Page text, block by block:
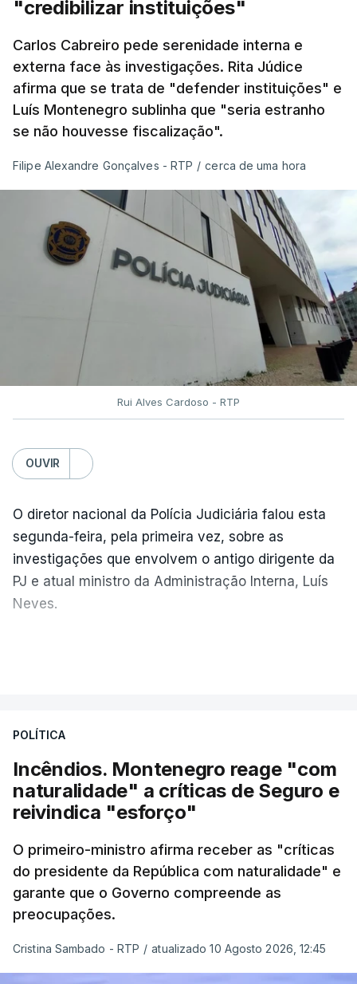
"credibilizar instituições"
Carlos Cabreiro pede serenidade interna e
externa face às investigações. Rita Júdice
afirma que se trata de "defender instituições" e
Luís Montenegro sublinha que "seria estranho
se não houvesse fiscalização".
Filipe Alexandre Gonçalves - RTP / cerca de uma hora
Rui Alves Cardoso - RTP
OUVIR
O diretor nacional da Polícia Judiciária falou esta
segunda-feira, pela primeira vez, sobre as
investigações que envolvem o antigo dirigente da
PJ e atual ministro da Administração Interna, Luís
Neves.
das notícias que são dadas diariamente,
continuam a trabalhar"
ESTE CONTEÚDO ESTÁ NESTE
MOMENTO INDISPONÍVEL
POLÍTICA
Incêndios. Montenegro reage "com
naturalidade" a críticas de Seguro e
reivindica "esforço"
O primeiro-ministro afirma receber as "críticas
do presidente da República com naturalidade" e
garante que o Governo compreende as
preocupações.
Cristina Sambado - RTP / atualizado 10 Agosto 2026, 12:45